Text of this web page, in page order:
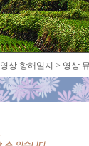
영상 항해일지 > 영상